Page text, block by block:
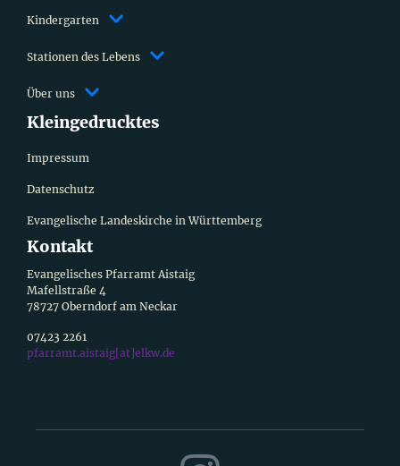
Kindergarten
Stationen des Lebens
Über uns
Kleingedrucktes
Impressum
Datenschutz
Evangelische Landeskirche in Württemberg
Kontakt
Evangelisches Pfarramt Aistaig
Mafellstraße 4
78727 Oberndorf am Neckar
07423 2261
pfarramt.aistaig[at]elkw.de